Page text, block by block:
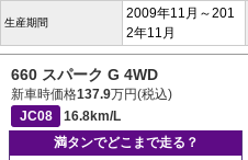
生産期間
2009年11月～201
2年11月
660 スパーク G 4WD
新車時価格137.9万円(税込)
JC08
16.8km/L
満タンでどこまで走る？